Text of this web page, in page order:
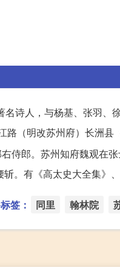
名诗人，与杨基、张羽、
路（明改苏州府）长洲
侍郎。苏州知府魏观在
。有《高太史大全集》、
签： 同里 翰林院